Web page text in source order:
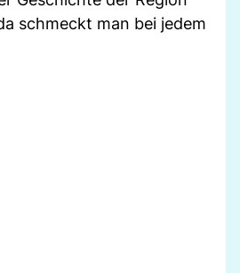
schmeckt man bei jedem